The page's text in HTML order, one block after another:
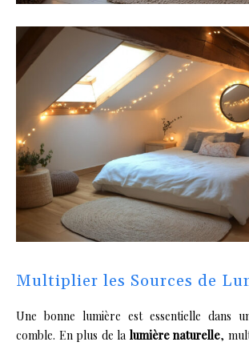
Multiplier les Sources de
Une bonne lumière est essentielle dans
comble. En plus de la lumière naturelle,